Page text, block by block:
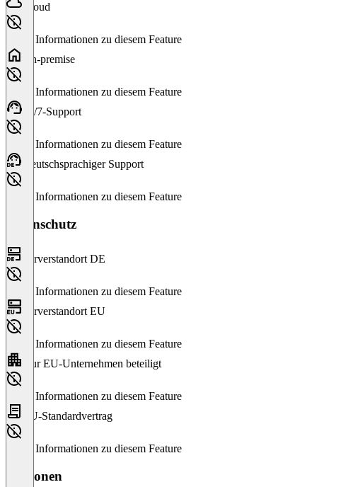
Cloud
Keine Informationen zu diesem Feature
On-premise
Keine Informationen zu diesem Feature
24/7-Support
Keine Informationen zu diesem Feature
Deutschsprachiger Support
Keine Informationen zu diesem Feature
Datenschutz
Serverstandort DE
Keine Informationen zu diesem Feature
Serverstandort EU
Keine Informationen zu diesem Feature
Nur EU-Unternehmen beteiligt
Keine Informationen zu diesem Feature
EU-Standardvertrag
Keine Informationen zu diesem Feature
Versionen